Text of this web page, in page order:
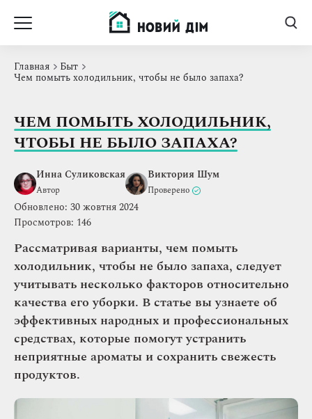
Главная Быт
Чем помыть холодильник, чтобы не было запаха?
ЧЕМ ПОМЫТЬ ХОЛОДИЛЬНИК,
ЧТОБЫ НЕ БЫЛО ЗАПАХА?
Инна Суликовская
Автор
Виктория Шум
Проверено
Обновлено: 30 жовтня 2024
Просмотров: 146
Рассматривая варианты, чем помыть
холодильник, чтобы не было запаха, следует
учитывать несколько факторов относительно
качества его уборки. В статье вы узнаете об
эффективных народных и профессиональных
средствах, которые помогут устранить
неприятные ароматы и сохранить свежесть
продуктов.